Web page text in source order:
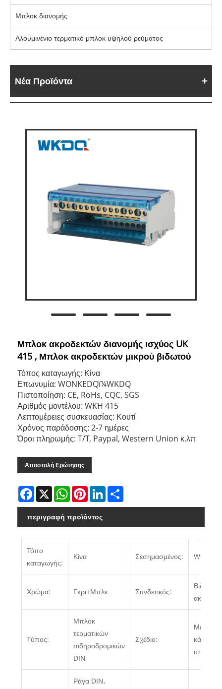
Μπλοκ διανομής
Αλουμινένιο τερματικό μπλοκ υψηλού ρεύματος
Νέα Προϊόντα
Μπλοκ ακροδεκτών διανομής ισχύος UK
415 , Μπλοκ ακροδεκτών μικρού βιδωτού
Τόπος καταγωγής: Κίνα
Επωνυμία: WONKEDQï¼WKDQ
Πιστοποίηση: CE, RoHs, CQC, SGS
Αριθμός μοντέλου: WKH 415
Λεπτομέρειες συσκευασίας: Κουτί
Χρόνος παράδοσης: 2-7 ημέρες
Όροι πληρωμής: T/T, Paypal, Western Union κ.λπ
Αποστολή Ερώτησης
Facebook
X WhatsAppPinterestLinkedIn
περιγραφή προϊόντος
Τόπο
καταγωγής:
Κίνα Σεσημασμένος:
Χρώμα: Γκρι+Μπλε Συνδετικός:
Βιδωτοί
Τύπος:
Μπλοκ
τερματικών
σιδηροδρομικών
DIN
Σχέδιο:
Με μπλε
κάλυμμα
Ράγα DIN,